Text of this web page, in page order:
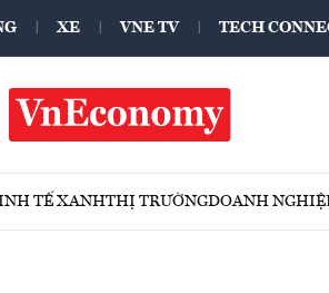
XE VNE TV TECH
TẾ XANHTHỊ TRƯỜNGDOANH